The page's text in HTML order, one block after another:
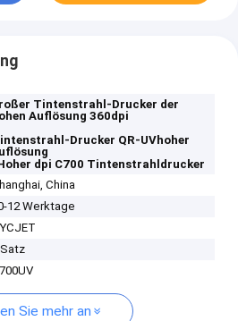
Tintenstrahl-Drucker der
Auflösung 360dpi
Drucker QR-UVhoher
dpi C700 Tintenstrahldrucker
China
12 Werktage
Sie mehr an